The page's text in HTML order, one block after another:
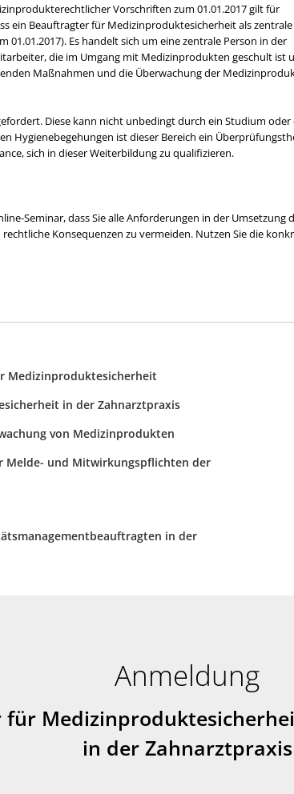
Vorschriften zum 01.01.2017 gilt für
ein Beauftragter für Medizinproduktesicherheit als zentrale
01.01.2017). Es handelt sich um eine zentrale Person in der
die im Umgang mit Medizinprodukten geschult ist
Maßnahmen und die Überwachung der
Diese kann nicht unbedingt durch ein Studium oder
Hygienebegehungen ist dieser Bereich ein
sich in dieser Weiterbildung zu qualifizieren.
Seminar, dass Sie alle Anforderungen in der Umsetzung
Konsequenzen zu vermeiden. Nutzen Sie die
Medizinproduktesicherheit
in der Zahnarztpraxis
von Medizinprodukten
Melde- und Mitwirkungspflichten der
in der
Anmeldung
in der Zahnarztpraxis